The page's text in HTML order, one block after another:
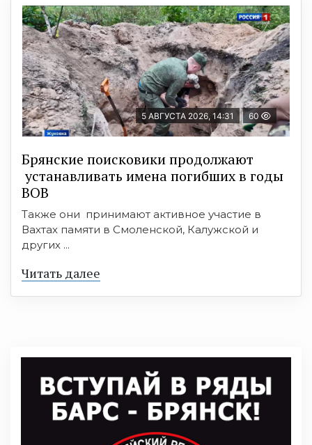
5 АВГУСТА 2026, 14:31 60
Брянские поисковики продолжают
устанавливать имена погибших в годы
ВОВ
Также они принимают активное участие в
Вахтах памяти в Смоленской, Калужской и
других ...
Читать далее